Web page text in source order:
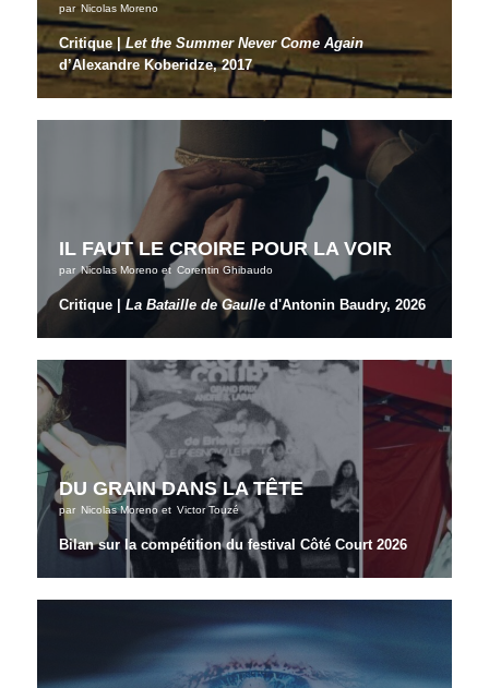
par Nicolas Moreno
Critique |Let the Summer Never Come Again
d’Alexandre Koberidze, 2017
IL FAUT LE CROIRE POUR LA VOIR
par Nicolas Moreno et Corentin Ghibaudo
Critique |La Bataille de Gaulle d'Antonin Baudry, 2026
DU GRAIN DANS LA TÊTE
par Nicolas Morenoet Victor Touzé
Bilan sur la compétition du festival Côté Court 2026